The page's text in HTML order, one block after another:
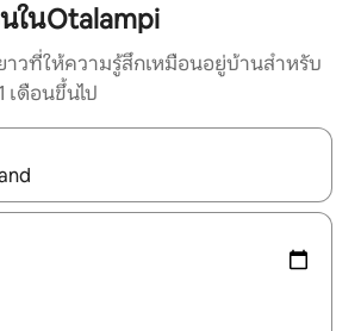
ในOtalampi
วที่ให้ความรู้สึกเหมือนอยู่บ้านสำหรับ
เดือนขึ้นไป
ช้การสัมผัสหรือปัด เพื่อสำรวจผลการค้นหา